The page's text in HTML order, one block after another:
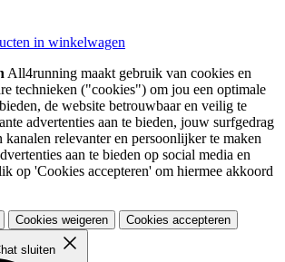
in winkelwagen
All4running maakt gebruik van cookies en
technieken ("cookies") om jou een optimale
de website betrouwbaar en veilig te
advertenties aan te bieden, jouw surfgedrag
kanalen relevanter en persoonlijker te maken
aan te bieden op social media en
op 'Cookies accepteren' om hiermee akkoord
Cookies weigeren Cookies accepteren
sluiten